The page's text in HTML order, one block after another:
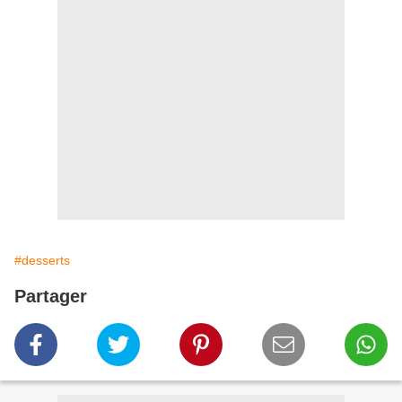
#desserts
Partager